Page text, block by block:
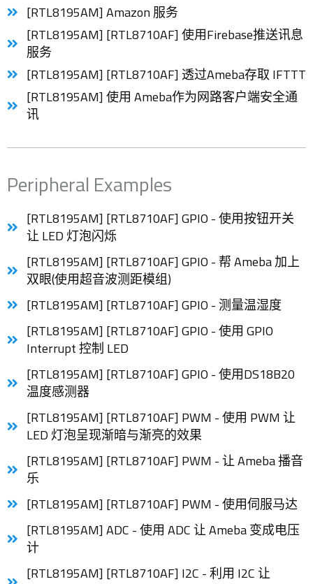
[RTL8195AM] Amazon 服务
[RTL8195AM] [RTL8710AF] 使用Firebase推送讯息
服务
[RTL8195AM] [RTL8710AF] 透过Ameba存取 IFTTT
[RTL8195AM] 使用 Ameba作为网路客户端安全通
讯
Peripheral Examples
[RTL8195AM] [RTL8710AF] GPIO - 使用按钮开关
让 LED 灯泡闪烁
[RTL8195AM] [RTL8710AF] GPIO - 帮 Ameba 加上
双眼(使用超音波测距模组)
[RTL8195AM] [RTL8710AF] GPIO - 测量温湿度
[RTL8195AM] [RTL8710AF] GPIO - 使用 GPIO
Interrupt 控制 LED
[RTL8195AM] [RTL8710AF] GPIO - 使用DS18B20
温度感测器
[RTL8195AM] [RTL8710AF] PWM - 使用 PWM 让
LED 灯泡呈现渐暗与渐亮的效果
[RTL8195AM] [RTL8710AF] PWM - 让 Ameba 播音
乐
[RTL8195AM] [RTL8710AF] PWM - 使用伺服马达
[RTL8195AM] ADC - 使用 ADC 让 Ameba 变成电压
计
[RTL8195AM] [RTL8710AF] I2C - 利用 I2C 让